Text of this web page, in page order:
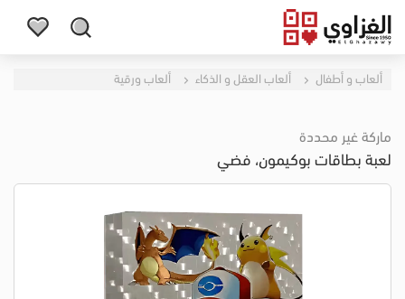
ألعاب و أطفال ألعاب العقل و الذكاء ألعاب ورقية
ماركة غير محددة
لعبة بطاقات بوكيمون، فضي